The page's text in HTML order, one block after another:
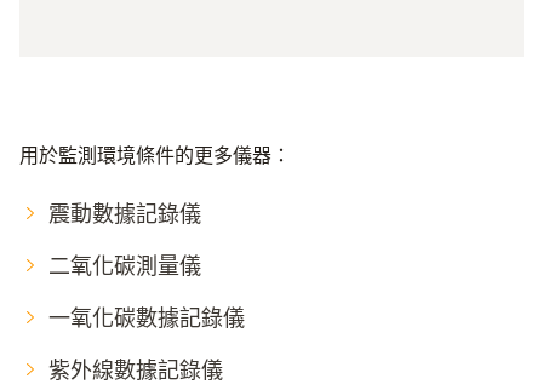
用於監測環境條件的更多儀器：
震動數據記錄儀
二氧化碳測量儀
一氧化碳數據記錄儀
紫外線數據記錄儀